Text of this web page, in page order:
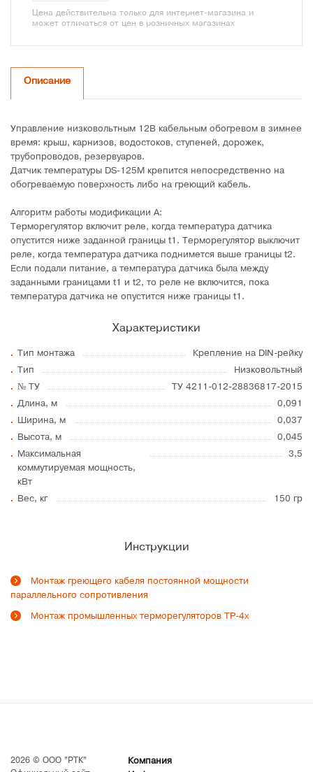
Цена действительна только для интернет-магазина и
может отличаться от цен в розничных магазинах
Описание
Управление низковольтным 12В кабельным обогревом в зимнее
время: крыш, карнизов, водостоков, ступеней, дорожек,
трубопроводов, резервуаров.
Датчик температуры DS-125M крепится непосредственно на
обогреваемую поверхность либо на греющий кабель.
Алгоритм работы модификации А:
Терморегулятор включит реле, когда температура датчика
опустится ниже заданной границы t1. Терморегулятор выключит
реле, когда температура датчика поднимется выше границы t2.
Если подали питание, а температура датчика была между
заданными границами t1 и t2, то реле не включится, пока
температура датчика не опустится ниже границы t1.
Характеристики
Тип монтажа
Крепление на DIN-рейку
Тип
Низковольтный
№ ТУ
ТУ 4211-012-28836817-2015
Длина, м
0,091
Ширина, м
0,037
Высота, м
0,045
Максимальная
коммутируемая мощность,
кВт
3,5
Вес, кг 150 гр
Инструкции
Монтаж греющего кабеля постоянной мощности
параллельного сопротивления
Монтаж промышленных терморегуляторов ТР-4х
2026 © ООО "РТК"
Компания